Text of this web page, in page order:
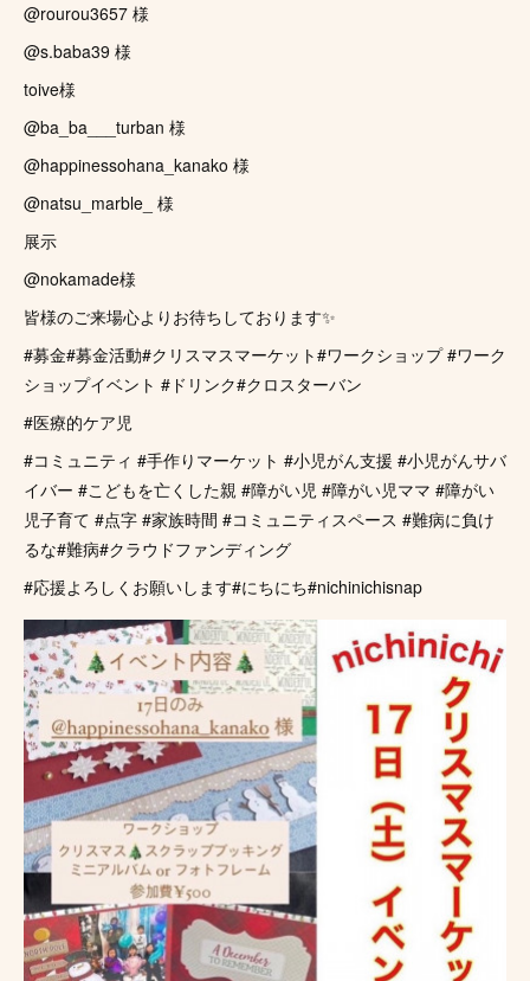
@rourou3657 様
@s.baba39 様
toive様
@ba_ba___turban 様
@happinessohana_kanako 様
@natsu_marble_ 様
展示
@nokamade様
皆様のご来場心よりお待ちしております✨
#募金#募金活動#クリスマスマーケット#ワークショップ #ワーク
ショップイベント #ドリンク#クロスターバン
#医療的ケア児
#コミュニティ #手作りマーケット #小児がん支援 #小児がんサバ
イバー #こどもを亡くした親 #障がい児 #障がい児ママ #障がい
児子育て #点字 #家族時間 #コミュニティスペース #難病に負け
るな#難病#クラウドファンディング
#応援よろしくお願いします#にちにち#nichinichisnap